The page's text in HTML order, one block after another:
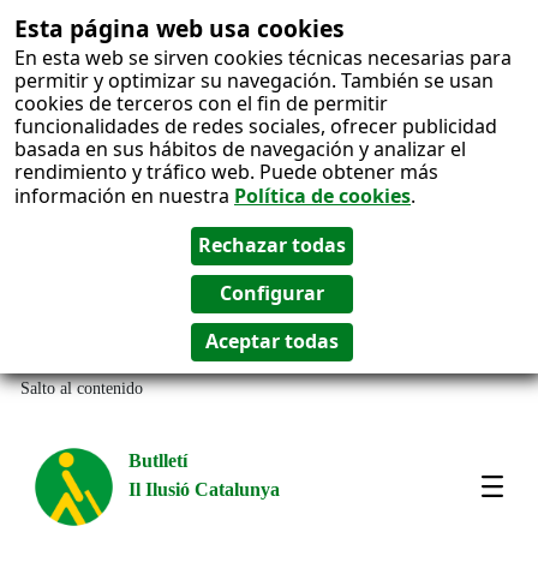
Esta página web usa cookies
En esta web se sirven cookies técnicas necesarias para
permitir y optimizar su navegación. También se usan
cookies de terceros con el fin de permitir
funcionalidades de redes sociales, ofrecer publicidad
basada en sus hábitos de navegación y analizar el
rendimiento y tráfico web. Puede obtener más
información en nuestra Política de cookies.
Salto al contenido
Butlletí
Il Ilusió Catalunya